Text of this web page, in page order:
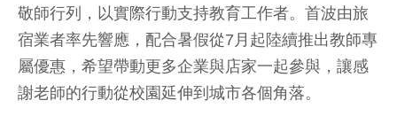
敬師行列，以實際行動支持教育工作者。首波由旅
宿業者率先響應，配合暑假從7月起陸續推出教師專
屬優惠，希望帶動更多企業與店家一起參與，讓感
謝老師的行動從校園延伸到城市各個角落。